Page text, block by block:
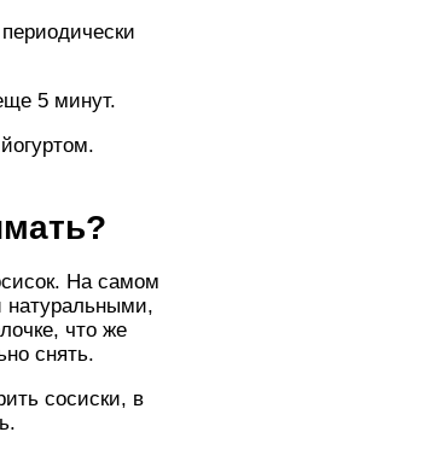
5 минут.
На самом
натуральными,
что же
снять.
сосиски, в